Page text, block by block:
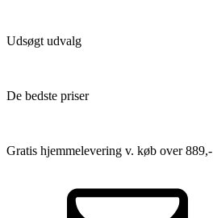
Udsøgt udvalg
De bedste priser
Gratis hjemmelevering v. køb over 889,-